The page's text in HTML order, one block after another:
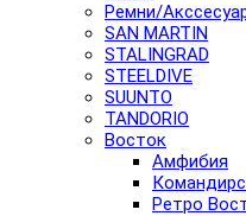
Pемни/
SAN MARTIN
STALINGRAD
STEELDIVE
SUUNTO
TANDORIO
Восток
Амфибия
Ретро